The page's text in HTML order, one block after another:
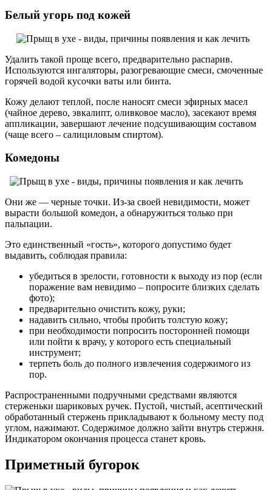
Белый угорь под кожей
Удалить такой проще всего, предварительно распарив.
Используются ингаляторы, разогревающие смеси, смоченные
горячей водой кусочки ваты или бинта.
Кожу делают теплой, после наносят смеси эфирных масел
(чайное дерево, эвкалипт, оливковое масло), засекают время
аппликации, завершают лечение подсушивающим составом
(чаще всего – салициловым спиртом).
Комедоны
Они же — черные точки. Из-за своей невидимости, может
вырасти большой комедон, а обнаружиться только при
пальпации.
Это единственный «гость», которого допустимо будет
выдавить, соблюдая правила:
убедиться в зрелости, готовности к выходу из пор (если
поражение вам невидимо – попросите близких сделать
фото);
предварительно очистить кожу, руки;
надавить сильно, чтобы пробить толстую кожу;
при необходимости попросить посторонней помощи
или пойти к врачу, у которого есть специальный
инструмент;
терпеть боль до полного извлечения содержимого из
пор.
Распространенными подручными средствами являются
стерженьки шариковых ручек. Пустой, чистый, асептический
обработанный стержень прикладывают к больному месту под
углом, нажимают. Содержимое должно зайти внутрь стержня.
Индикатором окончания процесса станет кровь.
Приметный бугорок